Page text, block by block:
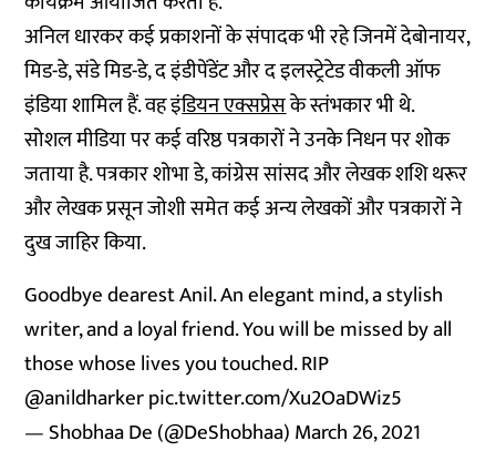
अनिल धारकर कई प्रकाशनों के संपादक भी रहे जिनमें देबोनायर,
मिड-डे, संडे मिड-डे, द इंडीपेंडेंट और द इलस्ट्रेटेड वीकली ऑफ
इंडिया शामिल हैं. वहइंडियन एक्सप्रेसके स्तंभकार भी थे.
सोशल मीडिया पर कई वरिष्ठ पत्रकारों ने उनके निधन पर शोक
जताया है. पत्रकार शोभा डे, कांग्रेस सांसद और लेखक शशि थरूर
और लेखक प्रसून जोशी समेत कई अन्य लेखकों और पत्रकारों ने
दुख जाहिर किया.
Goodbye dearest Anil. An elegant mind, a stylish
writer, and a loyal friend. You will be missed by all
those whose lives you touched. RIP
@anildharkerpic.twitter.com/Xu2OaDWiz5
— Shobhaa De (@DeShobhaa)March 26, 2021